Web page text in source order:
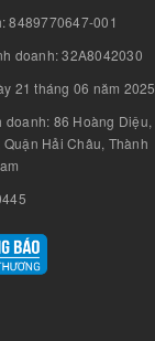
8489770647-001
doanh: 32A8042030
21 tháng 06 năm 2025
86 Hoàng Diệu,
Hải Châu, Thành